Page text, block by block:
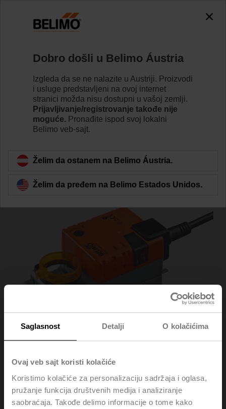
Saglasnost Detalji O kolačićima
Ovaj veb sajt koristi kolačiće
Koristimo kolačiće za personalizaciju sadržaja i oglasa,
pružanje funkcija društvenih medija i analiziranje
saobraćaja. Takođe delimo informacije o tome kako
LMC24A-F
Learn more
Back to product category
LMC24A-F
Dobro došli u Belimo Áustria
Izgleda da se ne nalazite u Austriji. Proizvodi
i usluge predstavljeni na ovoj internet
stranici možda nisu dostupni u vašoj zemlji.
Prijavljivanje/registrovanje takođe nije
moguće. Pronađite ispod svoj lokalni
Belimo veb-sajt.
Želim da ostanem na Belimo Áustria.
Želim da pređem na Belimo Estados Unidos.